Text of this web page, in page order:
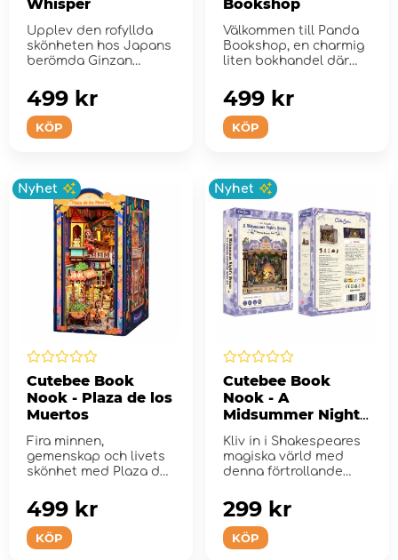
Whisper
Upplev den rofyllda
skönheten hos Japans
berömda Ginzan
st...
KÖP
499 kr
Bookshop
Välkommen till Panda
Bookshop, en charmig
liten bokhandel där
KÖP
499 kr
Nyhet
Cutebee Book
Nook - Plaza de los
Muertos
Fira minnen,
gemenskap och livets
skönhet med Plaza de
färgsta...
KÖP
499 kr
Nyhet
Cutebee Book
Nook - A
Midsummer Night's
Kliv in i Shakespeares
magiska värld med
denna förtrollande
KÖP
299 kr